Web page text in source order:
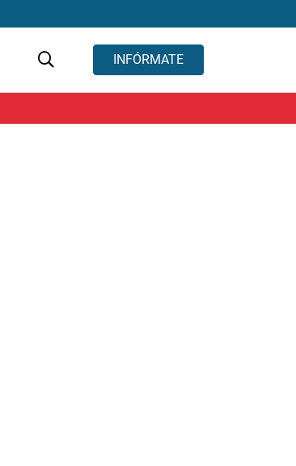
INFÓRMATE